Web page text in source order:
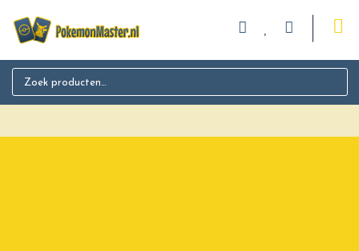
Search for: